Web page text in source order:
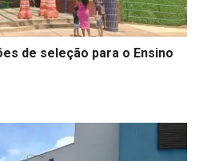
de seleção para o Ensino